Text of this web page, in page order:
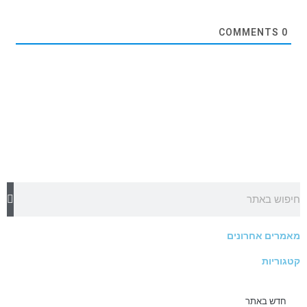
0
מאמרים אחרונים
קטגוריות
חדש באתר